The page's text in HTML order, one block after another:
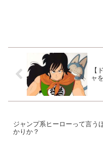
【
ャ
ジャンプ系ヒーローって言う
かりか？